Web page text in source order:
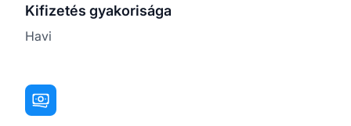
Kifizetés gyakorisága
Havi